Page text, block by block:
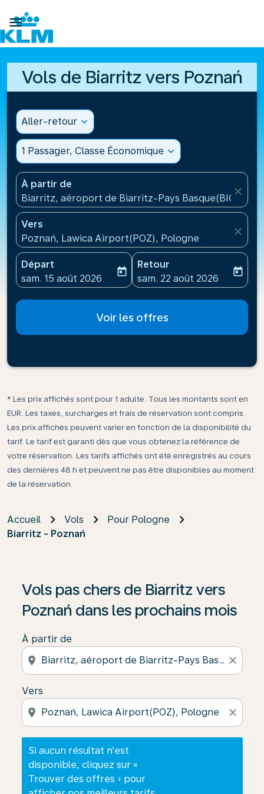

Vols de Biarritz vers Poznań
Aller-retour expand_more
1 Passager, Classe Économique expand_more
À partir de
Biarritz, aéroport de Biarritz-Pays Basque(BIQ),
close
Vers
Poznań, Lawica Airport(POZ), Pologne
close
Départ
fc-booking-departure-date-aria-label
sam. 15 août 2026
today
Retour
fc-booking-return-date-
sam. 22 août 2026
today
Voir les offres
* Les prix affichés sont pour 1 adulte. Tous les montants sont en
EUR. Les taxes, surcharges et frais de réservation sont compris.
Les prix affichés peuvent varier en fonction de la disponibilité du
tarif. Le tarif est garanti dès que vous obtenez la référence de
votre réservation. Les tarifs affichés ont été enregistrés au cours
des dernières 48 h et peuvent ne pas être disponibles au moment
de la réservation.
Accueil Vols
Pour Pologne
Biarritz - Poznań
Vols pas chers de Biarritz vers
Poznań dans les prochains mois
À partir de
location_on close
Vers
location_on close
Si aucun résultat n’est
disponible, cliquez sur «
Trouver des offres » pour
Si aucun résultat n’est disponible, cliquez sur «